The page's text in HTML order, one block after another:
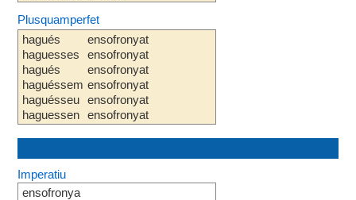
Plusquamperfet
hagués
haguesses
hagués
haguéssem
haguésseu
haguessen
ensofronyat
ensofronyat
ensofronyat
ensofronyat
ensofronyat
ensofronyat
Imperatiu
ensofronya